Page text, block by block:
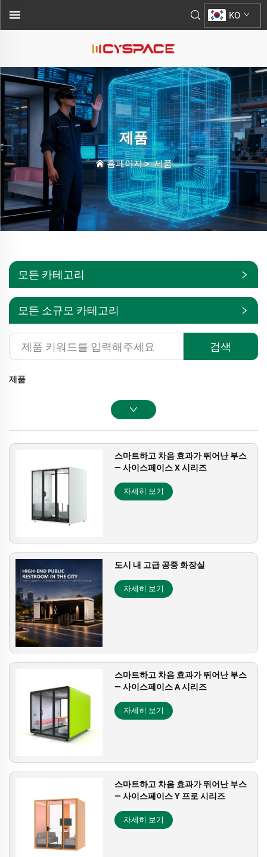
KO
제품
홈페이지>제품
모든 카테고리
모든 소규모 카테고리
검색
제품
스마트하고 차음 효과가 뛰어난 부스
— 사이스페이스 X 시리즈
자세히 보기
도시 내 고급 공중 화장실
자세히 보기
스마트하고 차음 효과가 뛰어난 부스
— 사이스페이스 A 시리즈
자세히 보기
스마트하고 차음 효과가 뛰어난 부스
— 사이스페이스 Y 프로 시리즈
자세히 보기